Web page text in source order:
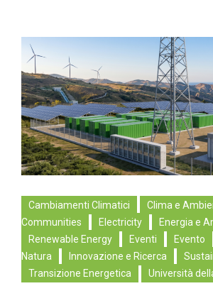
Cambiamenti Climatici Clima e
Communities
Electricity
Energia e
Renewable Energy
Eventi Evento
Natura
Innovazione e Ricerca
Transizione Energetica
Università